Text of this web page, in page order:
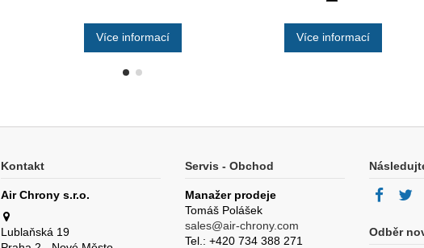
Více informací Více informací
Kontakt
Air Chrony s.r.o.
Lublaňská 19
Servis - Obchod
Manažer prodeje
Tomáš Polášek
sales@air-chrony.com
Tel.: +420 734 388 271
Odběr